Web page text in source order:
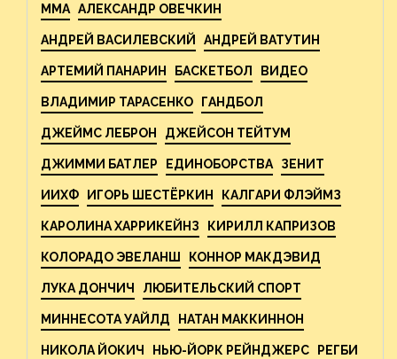
MMA АЛЕКСАНДР ОВЕЧКИН
АНДРЕЙ ВАСИЛЕВСКИЙ АНДРЕЙ ВАТУТИН
АРТЕМИЙ ПАНАРИН БАСКЕТБОЛ ВИДЕО
ВЛАДИМИР ТАРАСЕНКО ГАНДБОЛ
ДЖЕЙМС ЛЕБРОН ДЖЕЙСОН ТЕЙТУМ
ДЖИММИ БАТЛЕР ЕДИНОБОРСТВА ЗЕНИТ
ИИХФ ИГОРЬ ШЕСТЁРКИН КАЛГАРИ ФЛЭЙМЗ
КАРОЛИНА ХАРРИКЕЙНЗ КИРИЛЛ КАПРИЗОВ
КОЛОРАДО ЭВЕЛАНШ КОННОР МАКДЭВИД
ЛУКА ДОНЧИЧ ЛЮБИТЕЛЬСКИЙ СПОРТ
МИННЕСОТА УАЙЛД НАТАН МАККИННОН
НИКОЛА ЙОКИЧ НЬЮ-ЙОРК РЕЙНДЖЕРС РЕГБИ